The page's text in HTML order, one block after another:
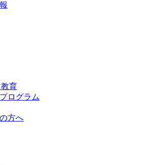
育
ログラム
方へ